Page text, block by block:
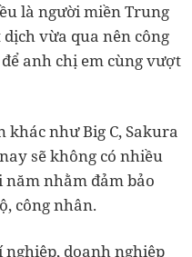
là người miền Trung
vừa qua nên công
anh chị em cùng vượt
khác như Big C, Sakura
sẽ không có nhiều
năm nhằm đảm bảo
công nhân.
nghiệp, doanh nghiệp